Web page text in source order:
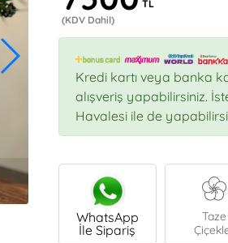
TL
(KDV Dahil)
Kredi kartı veya banka
alışveriş yapabilirsiniz.
Havalesi ile de
WhatsApp
İle Sipariş
Taze